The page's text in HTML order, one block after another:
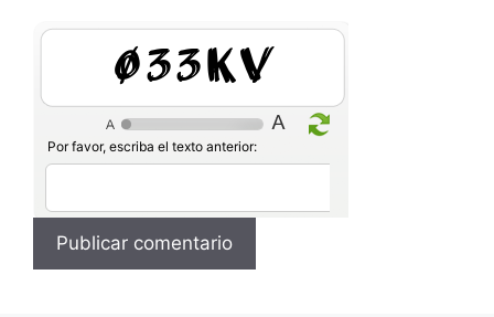
j44NH
Por favor, escriba el texto anterior: